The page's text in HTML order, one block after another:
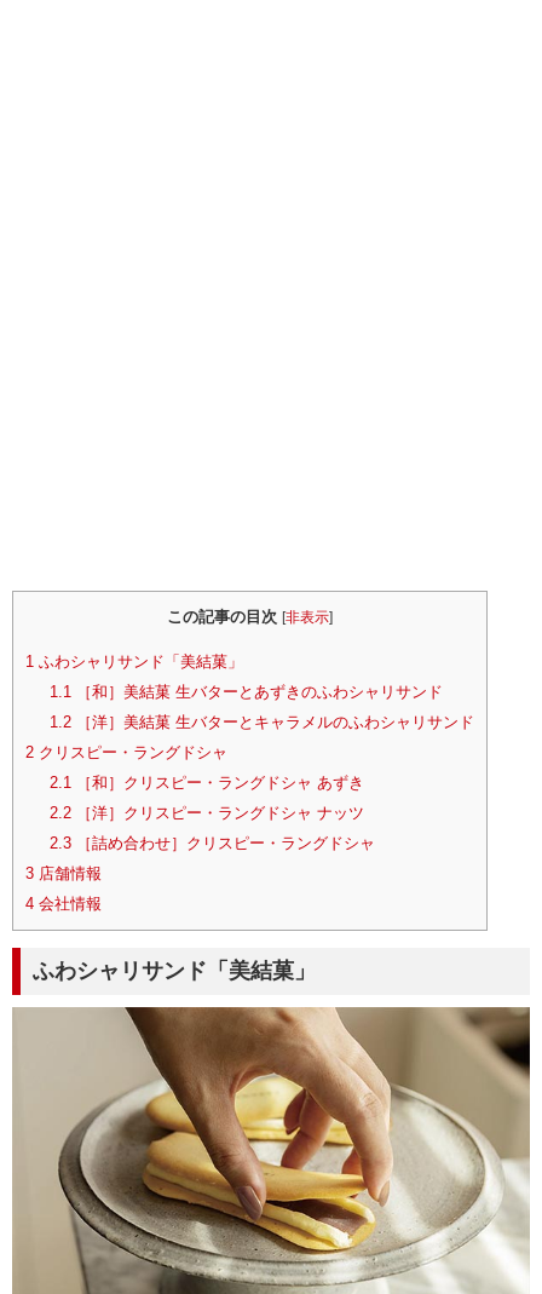
この記事の目次 [非表示]
1 ふわシャリサンド「美結菓」
1.1
［和］美結菓 生バターとあずきのふわシャリサンド
1.2［洋］美結菓 生バターとキャラメルのふわシャリサンド
2 クリスピー・ラングドシャ
2.1
［和］クリスピー・ラングドシャ あずき
2.2［洋］クリスピー・ラングドシャ ナッツ
2.3［詰め合わせ］クリスピー・ラングドシャ
3 店舗情報
4 会社情報
ふわシャリサンド「美結菓」